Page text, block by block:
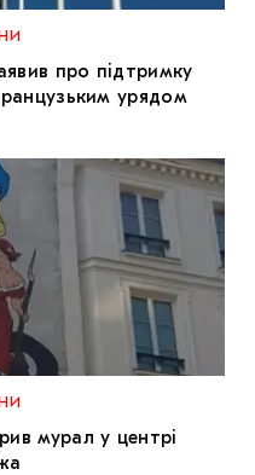
про підтримку
урядом
мурал у центрі